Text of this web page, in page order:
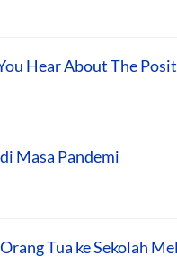
Hear About The
Masa Pandemi
Tua ke Sekolah